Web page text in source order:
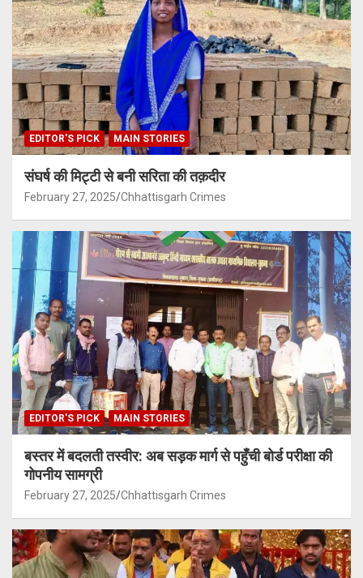
EDITOR'S PICK MAIN STORIES
संघर्ष की मिट्टी से बनी सरिता की तक़दीर
February 27, 2025 Chhattisgarh Crimes
EDITOR'S PICK MAIN STORIES
बस्तर में बदलती तस्वीर: अब सड़क मार्ग से पहुँची बोर्ड परीक्षा की
गोपनीय सामग्री
February 27, 2025 Chhattisgarh Crimes